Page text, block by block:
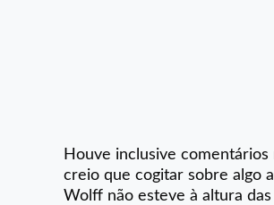
Houve inclusive
creio que cogitar sobre algo
Wolff não esteve à altura